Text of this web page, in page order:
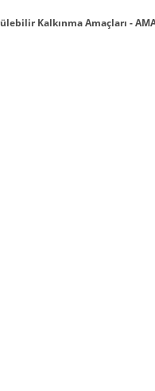
Kalkınma Amaçları -